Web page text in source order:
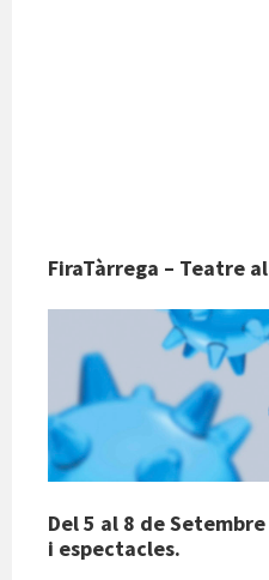
FiraTàrrega – Teatre
Del 5 al 8 de
i espectacles.